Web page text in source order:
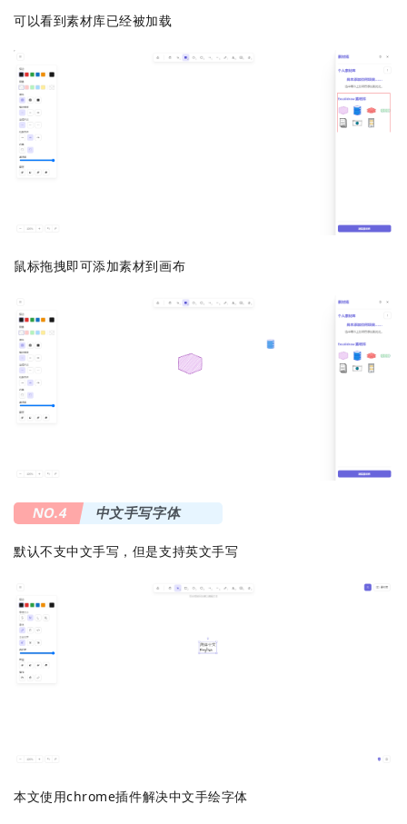
可以看到素材库已经被加载
鼠标拖拽即可添加素材到画布
NO.4 中文手写字体
默认不支中文手写，但是支持英文手写
本文使用chrome插件解决中文手绘字体